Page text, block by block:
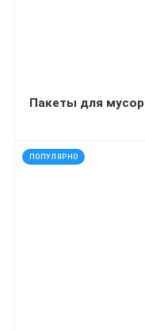
ПОПУЛЯРНО
код: 7279